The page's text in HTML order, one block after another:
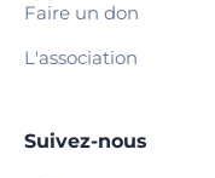
Faire un don
L'association
Suivez-nous